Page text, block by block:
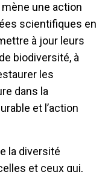
mène une action
scientifiques en
à jour leurs
biodiversité, à
les
dans la
et l’action
la diversité
et ceux qui,